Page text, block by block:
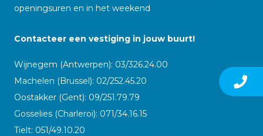
openingsuren en in het weekend
Contacteer een vestiging in jouw buurt!
Wijnegem (Antwerpen): 03/326.24.00
Machelen (Brussel): 02/252.45.20
Oostakker (Gent): 09/251.79.79
Gosselies (Charleroi): 071/34.16.15
Tielt: 051/49.10.20